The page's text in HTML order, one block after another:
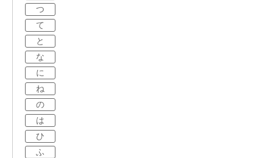
つ
て
と
な
に
ね
の
は
ひ
ふ